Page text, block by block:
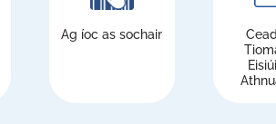
Ag íoc as sochair